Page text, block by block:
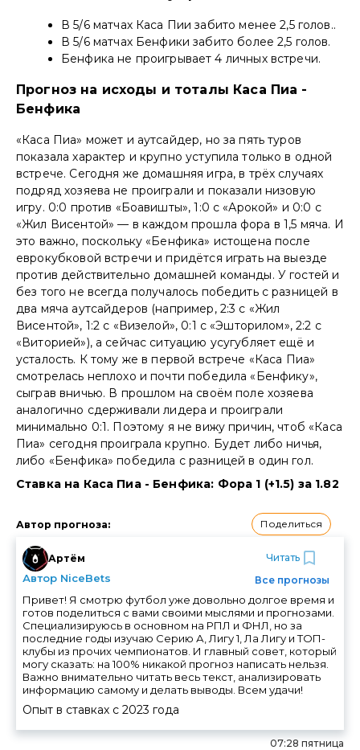
В 5/6 матчах Каса Пии забито менее 2,5 голов..
В 5/6 матчах Бенфики забито более 2,5 голов.
Бенфика не проигрывает 4 личных встречи.
Прогноз на исходы и тоталы Каса Пиа -
Бенфика
«Каса Пиа» может и аутсайдер, но за пять туров
показала характер и крупно уступила только в одной
встрече. Сегодня же домашняя игра, в трёх случаях
подряд хозяева не проиграли и показали низовую
игру. 0:0 против «Боавишты», 1:0 с «Арокой» и 0:0 с
«Жил Висентой» — в каждом прошла фора в 1,5 мяча. И
это важно, поскольку «Бенфика» истощена после
еврокубковой встречи и придётся играть на выезде
против действительно домашней команды. У гостей и
без того не всегда получалось победить с разницей в
два мяча аутсайдеров (например, 2:3 с «Жил
Висентой», 1:2 с «Визелой», 0:1 с «Эшторилом», 2:2 с
«Виторией»), а сейчас ситуацию усугубляет ещё и
усталость. К тому же в первой встрече «Каса Пиа»
смотрелась неплохо и почти победила «Бенфику»,
сыграв вничью. В прошлом на своём поле хозяева
аналогично сдерживали лидера и проиграли
минимально 0:1. Поэтому я не вижу причин, чтоб «Каса
Пиа» сегодня проиграла крупно. Будет либо ничья,
либо «Бенфика» победила с разницей в один гол.
Ставка на Каса Пиа - Бенфика: Фора 1 (+1.5) за 1.82
Автор прогноза: Поделиться
Артём
Автор NiceBets
Читать
Все прогнозы
Привет! Я смотрю футбол уже довольно долгое время и
готов поделиться с вами своими мыслями и прогнозами.
Специализируюсь в основном на РПЛ и ФНЛ, но за
последние годы изучаю Серию А, Лигу 1, Ла Лигу и ТОП-
клубы из прочих чемпионатов. И главный совет, который
могу сказать: на 100% никакой прогноз написать нельзя.
Важно внимательно читать весь текст, анализировать
информацию самому и делать выводы. Всем удачи!
Опыт в ставках с 2023 года
07:28 пятница